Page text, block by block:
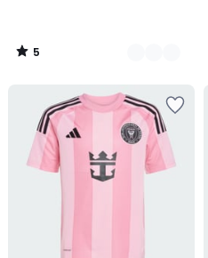
5
/